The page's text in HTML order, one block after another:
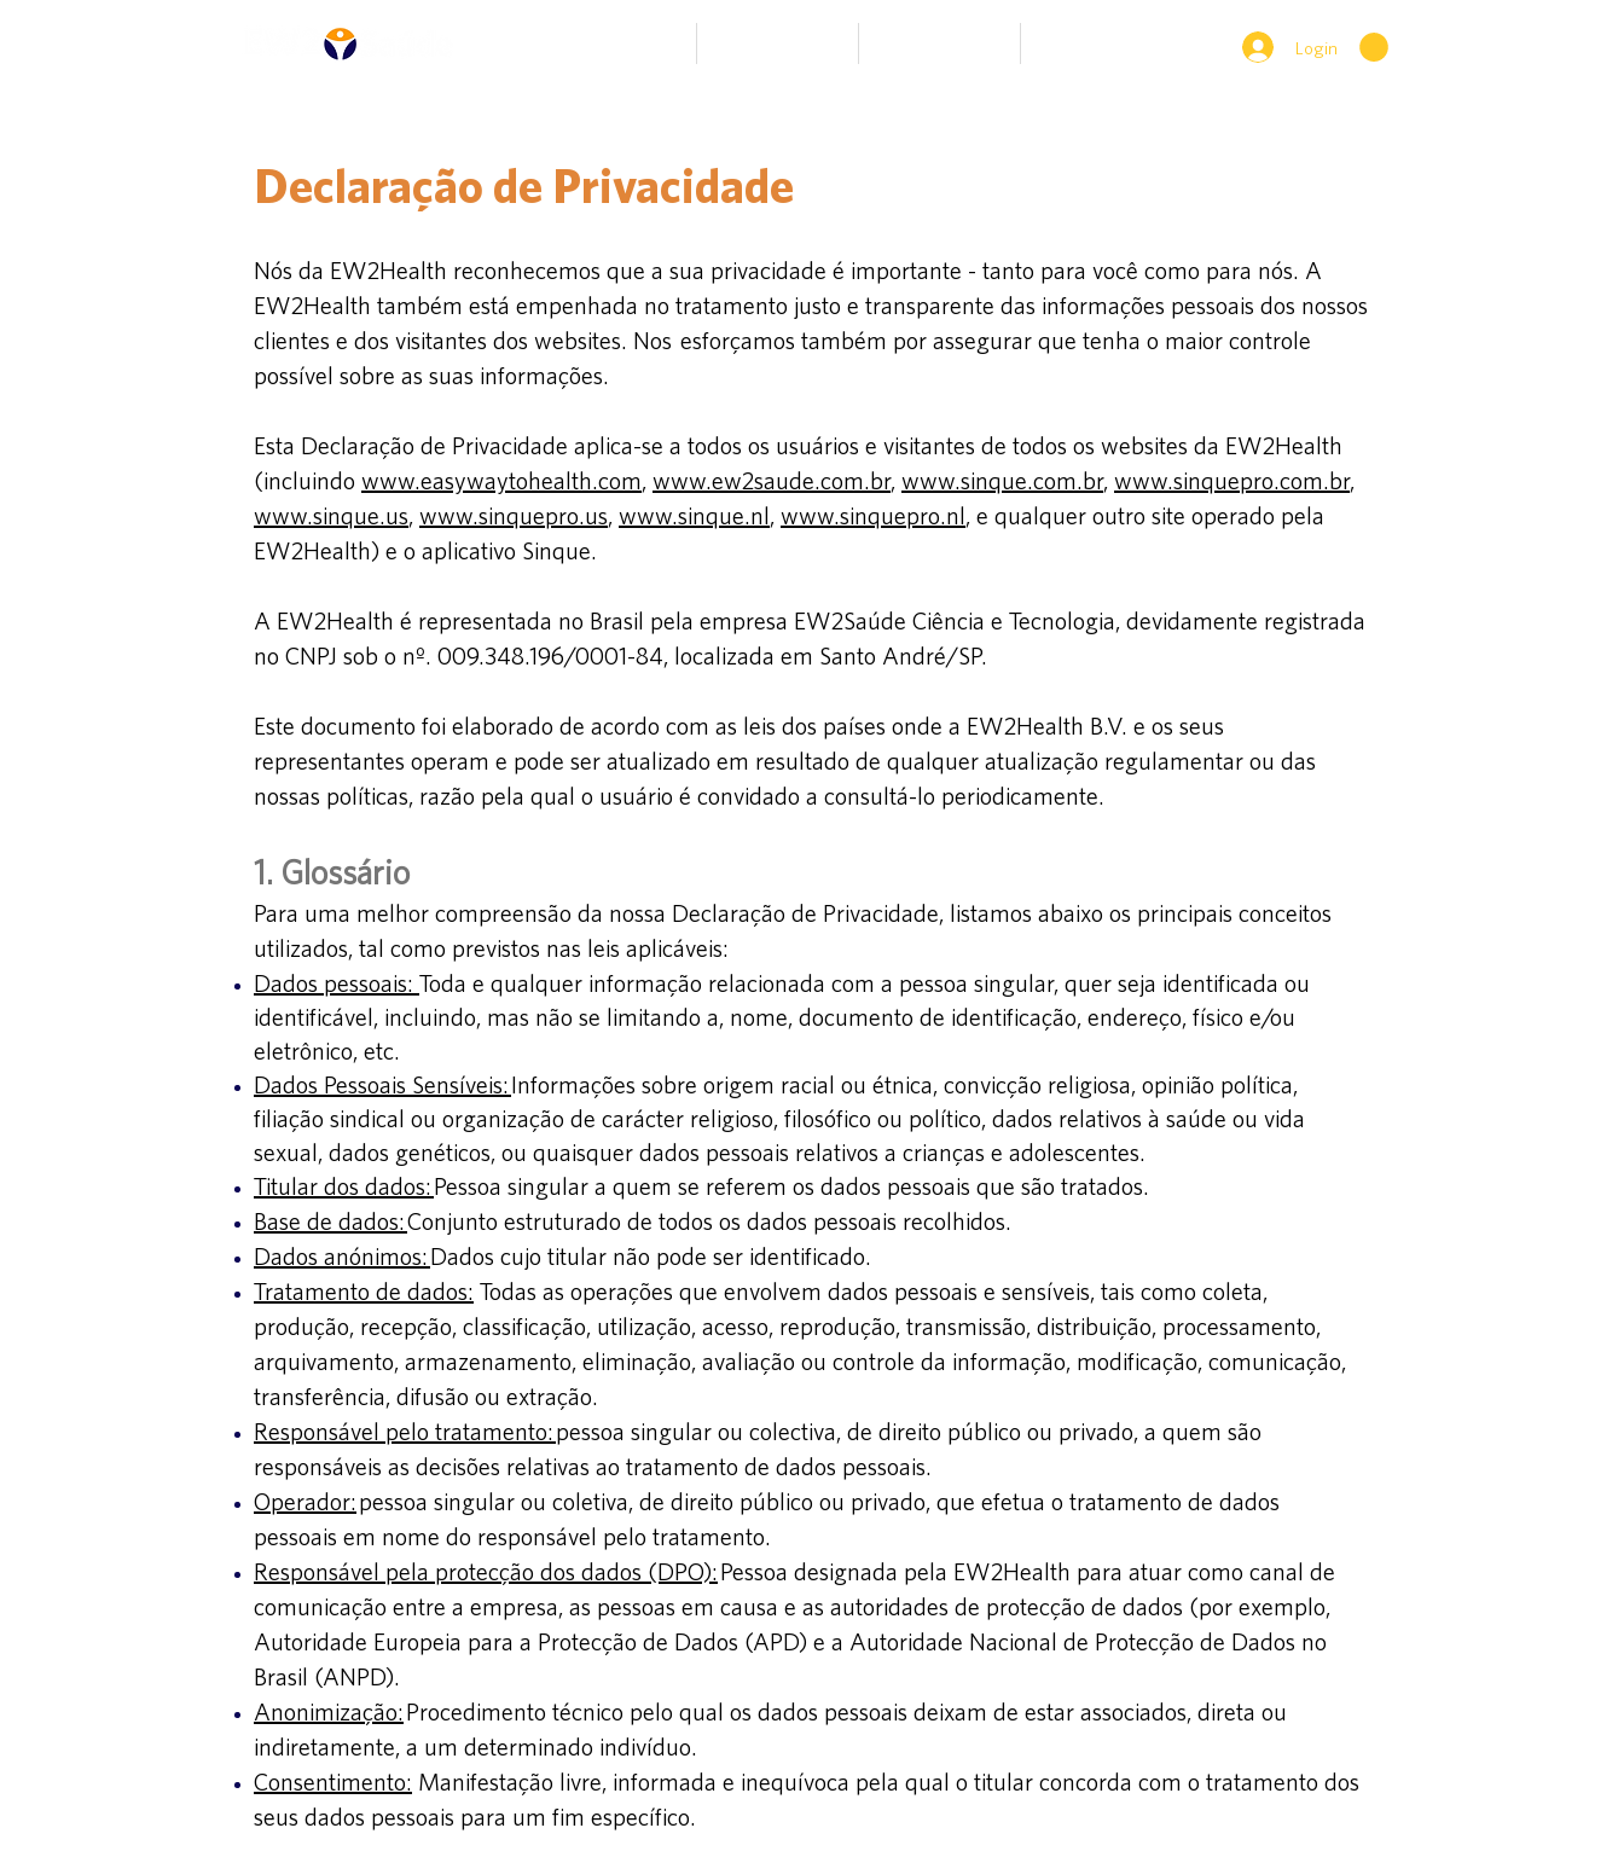
Login
Declaração de Privacidade
Nós da EW2Health reconhecemos que a sua privacidade é importante - tanto para você como para nós. A
EW2Health também está empenhada no tratamento justo e transparente das informações pessoais dos nossos
clientes e dos visitantes dos websites. Nos esforçamos também por assegurar que tenha o maior controle
possível sobre as suas informações.
Esta Declaração de Privacidade aplica-se a todos os usuários e visitantes de todos os websites da EW2Health
(incluindo www.easywaytohealth.com, www.ew2saude.com.br, www.sinque.com.br, www.sinquepro.com.br,
www.sinque.us, www.sinquepro.us, www.sinque.nl, www.sinquepro.nl, e qualquer outro site operado pela
EW2Health) e o aplicativo Sinque.
A EW2Health é representada no Brasil pela empresa EW2Saúde Ciência e Tecnologia, devidamente registrada
no CNPJ sob o nº. 009.348.196/0001-84, localizada em Santo André/SP.
Este documento foi elaborado de acordo com as leis dos países onde a EW2Health B.V. e os seus
representantes operam e pode ser atualizado em resultado de qualquer atualização regulamentar ou das
nossas políticas, razão pela qual o usuário é convidado a consultá-lo periodicamente.
1. Glossário
Para uma melhor compreensão da nossa Declaração de Privacidade, listamos abaixo os principais conceitos
utilizados, tal como previstos nas leis aplicáveis:
Dados pessoais: Toda e qualquer informação relacionada com a pessoa singular, quer seja identificada ou
identificável, incluindo, mas não se limitando a, nome, documento de identificação, endereço, físico e/ou
eletrônico, etc.
Dados Pessoais Sensíveis: Informações sobre origem racial ou étnica, convicção religiosa, opinião política,
filiação sindical ou organização de carácter religioso, filosófico ou político, dados relativos à saúde ou vida
sexual, dados genéticos, ou quaisquer dados pessoais relativos a crianças e adolescentes.
Titular dos dados: Pessoa singular a quem se referem os dados pessoais que são tratados.
Base de dados:Conjunto estruturado de todos os dados pessoais recolhidos.
Dados anónimos: Dados cujo titular não pode ser identificado.
Tratamento de dados: Todas as operações que envolvem dados pessoais e sensíveis, tais como coleta,
produção, recepção, classificação, utilização, acesso, reprodução, transmissão, distribuição, processamento,
arquivamento, armazenamento, eliminação, avaliação ou controle da informação, modificação, comunicação,
transferência, difusão ou extração.
Responsável pelo tratamento: pessoa singular ou colectiva, de direito público ou privado, a quem são
responsáveis as decisões relativas ao tratamento de dados pessoais.
Operador: pessoa singular ou coletiva, de direito público ou privado, que efetua o tratamento de dados
pessoais em nome do responsável pelo tratamento.
Responsável pela protecção dos dados (DPO): Pessoa designada pela EW2Health para atuar como canal de
comunicação entre a empresa, as pessoas em causa e as autoridades de protecção de dados (por exemplo,
Autoridade Europeia para a Protecção de Dados (APD) e a Autoridade Nacional de Protecção de Dados no
Brasil (ANPD).
Anonimização: Procedimento técnico pelo qual os dados pessoais deixam de estar associados, direta ou
indiretamente, a um determinado indivíduo.
Consentimento: Manifestação livre, informada e inequívoca pela qual o titular concorda com o tratamento dos
seus dados pessoais para um fim específico.